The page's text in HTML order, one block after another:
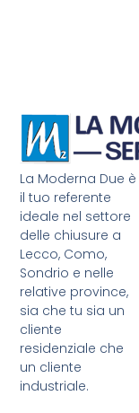
La Moderna Due è
il tuo referente
ideale nel settore
delle chiusure a
Lecco, Como,
Sondrio e nelle
relative province,
sia che tu sia un
cliente
residenziale che
un cliente
industriale.